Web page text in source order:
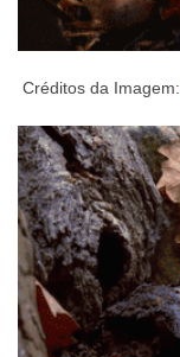
Créditos da Imagem: